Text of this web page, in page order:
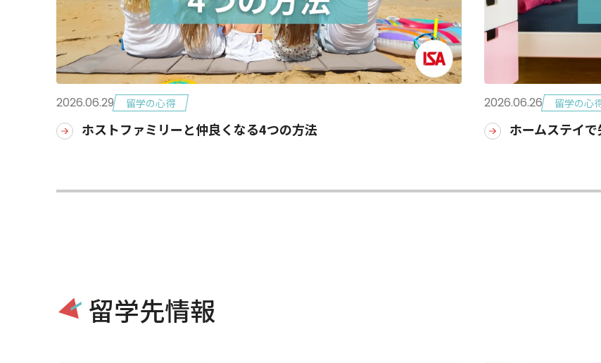
2026.06.29 留学の心得
ホストファミリーと仲良くなる4つの方法
2026.06.26 留学の心
ホームステイ
留学先情報